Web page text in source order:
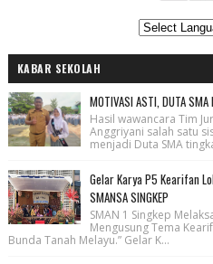
KABAR SEKOLAH
MOTIVASI ASTI, DUTA
Hasil wawancara Tim
Anggriyani salah satu
menjadi Duta SMA
Gelar Karya P5 Kearifan
SMANSA SINGKEP
SMAN 1 Singkep
Mengusung Tema
Bunda Tanah Melayu.” Gelar K...